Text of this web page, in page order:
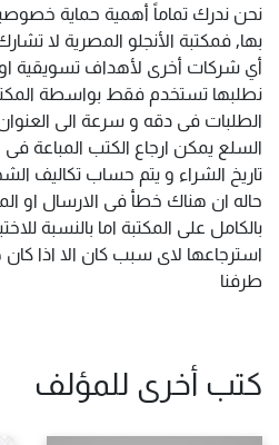
نحن ندرك تماماً أهمية حماية
بها, فمكتبة الأنجلو المصرية لا
أي شركات أخرى لأهداف تسويقية او
نطلبها تستخدم فقط بواسطة
الطلبات فى دقه و سرعة الى
السلع يمكن ارجاع الكتب المباعة
تاريخ الشراء و يتم حساب تكاليف
حاله ان هناك خطأ فى الارسال او
بالكامل على المكتبة اما بالنسبة
استرجاعها لاى سبب كان الا اذا
طرفنا
كتب أخرى للمؤلف